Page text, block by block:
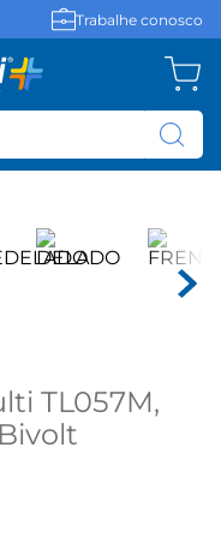
Trabalhe conosco
TL057M,